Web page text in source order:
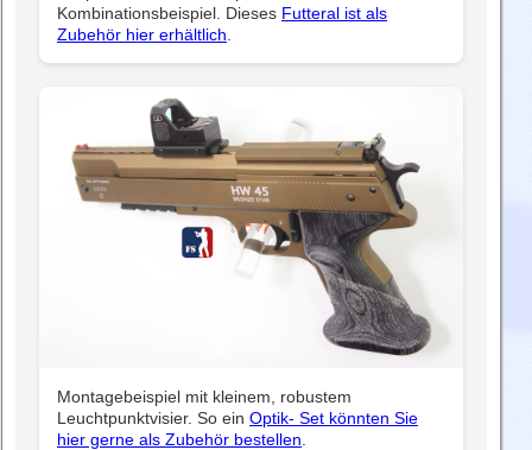
Kombinationsbeispiel. Dieses Futteral ist als
Zubehör hier erhältlich
Montagebeispiel mit kleinem, robustem
Leuchtpunktvisier. So ein Optik- Set könnten Sie
hier gerne als Zubehör bestellen